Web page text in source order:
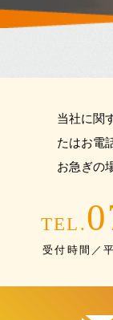
当社に関
たはお電
お急ぎの
TEL.
受付時間／